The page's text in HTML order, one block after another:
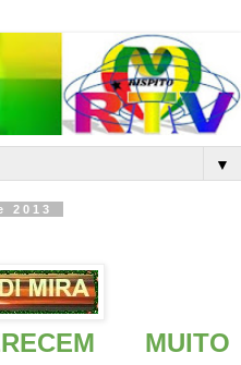
▼
2013
MUITO